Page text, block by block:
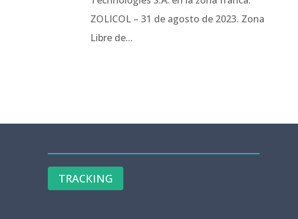
ZOLICOL – 31 de agosto de 2023. Zona
Libre de...
TRACKING